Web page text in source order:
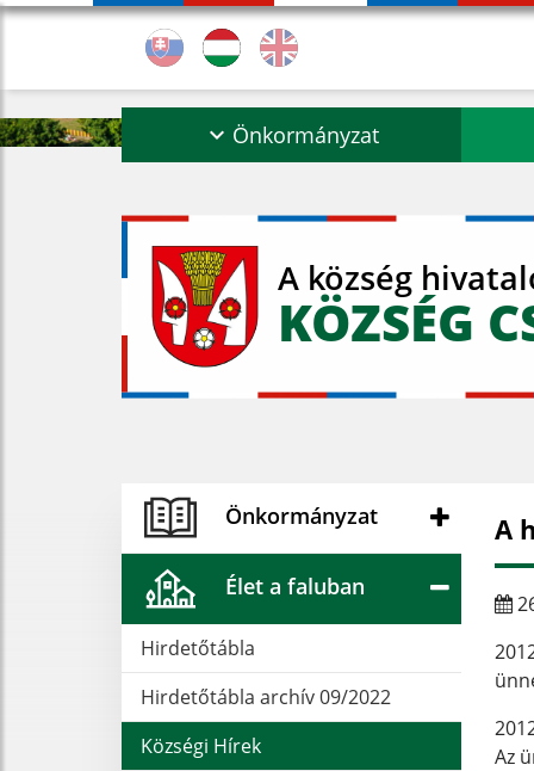
Önkormányzat
A község
KÖZSÉG
Önkormányzat
Élet a faluban
Hirdetőtábla
Hirdetőtábla archív 09/2022
Községi Hírek
A
Az